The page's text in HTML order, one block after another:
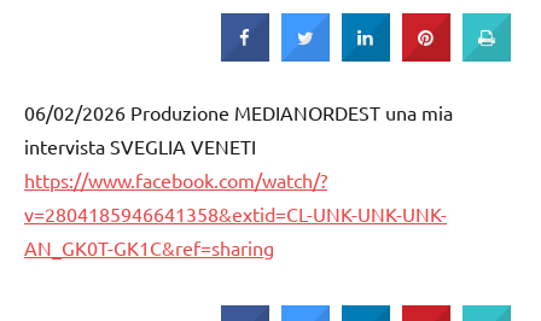
06/02/2026 Produzione MEDIANORDEST una mia
intervista SVEGLIA VENETI
https://www.facebook.com/watch/?
v=2804185946641358&extid=CL-UNK-UNK-UNK-
AN_GK0T-GK1C&ref=sharing